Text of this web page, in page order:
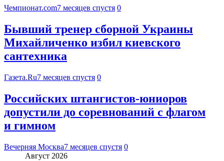
Чемпионат.com7 месяцев спустя 0
Бывший тренер сборной Украины
Михайличенко избил киевского
сантехника
Газета.Ru7 месяцев спустя 0
Российских штангистов-юниоров
допустили до соревнований с флагом
и гимном
Вечерняя Москва7 месяцев спустя 0
Август 2026